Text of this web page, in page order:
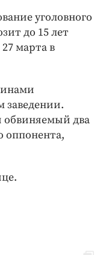
уголовного
до 15 лет
марта в
заведении.
два
оппонента,